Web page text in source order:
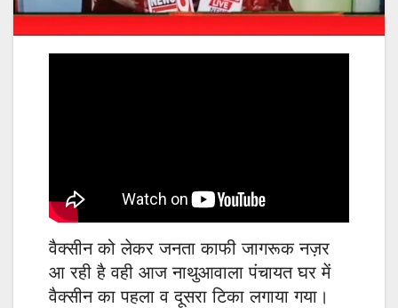
वैक्सीन को लेकर जनता काफी जागरूक नज़र
आ रही है वही आज नाथुआवाला पंचायत घर में
वैक्सीन का पहला व दूसरा टिका लगाया गया।